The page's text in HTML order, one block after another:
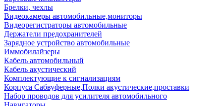
Брелки, чехлы
Видеокамеры автомобильные,мониторы
Видеорегистраторы автомобильные
Держатели предохранителей
Зарядное устройство автомобильные
Иммобилайзеры
Кабель автомобильный
Кабель акустический
Комплектующие к сигнализациям
Корпуса Сабвуферные,Полки акустические,проставки
Набор проводов для усилителя автомобильного